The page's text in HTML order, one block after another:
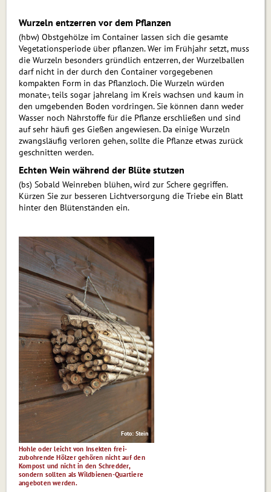
Wurzeln entzerren vor dem Pflanzen
(hbw) Obstgehölze im Container lassen sich die gesamte
Vegetationsperiode über pflanzen. Wer im Frühjahr setzt, muss
die Wurzeln besonders gründlich entzerren, der Wurzelballen
darf nicht in der durch den Container vorgegebenen
kompakten Form in das Pflanzloch. Die Wurzeln würden
monate-, teils sogar jahrelang im Kreis wachsen und kaum in
den umgebenden Boden vordringen. Sie können dann weder
Wasser noch Nährstoffe für die Pflanze erschließen und sind
auf sehr häufi ges Gießen angewiesen. Da einige Wurzeln
zwangsläufig verloren gehen, sollte die Pflanze etwas zurück
geschnitten werden.
Echten Wein während der Blüte stutzen
(bs) Sobald Weinreben blühen, wird zur Schere gegriffen.
Kürzen Sie zur besseren Lichtversorgung die Triebe ein Blatt
hinter den Blütenständen ein.
Foto: Stein
Hohle oder leicht von Insekten frei­
zubohrende Hölzer gehören nicht auf den
Kompost und nicht in den Schredder,
sondern sollten als Wild­bienen-Quartiere
angeboten werden.